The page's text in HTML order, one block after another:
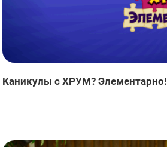
Каникулы с ХРУМ? Элементарно!